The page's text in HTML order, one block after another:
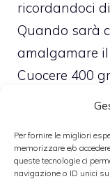
Per fornire le migliori
memorizzare e/o
queste tecnologie ci
navigazione o ID unici
ricordandoci
Quando sarà
amalgamare
Cuocere 400
e condirla con
preparata.